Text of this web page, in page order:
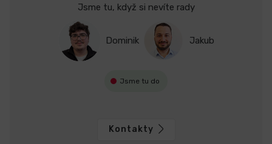
Jsme tu, když si nevíte rady
Dominik Jakub
Jsme tu do
Kontakty